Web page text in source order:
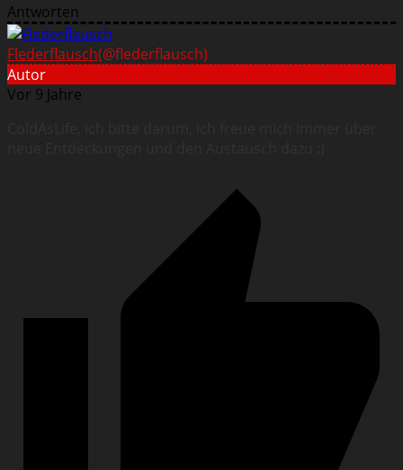
Antworten
Flederflausch(@flederflausch)
Autor
Vor 9 Jahre